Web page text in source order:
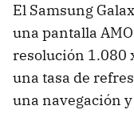
El Samsung
una pantalla
resolución 1.080
una tasa de
una navegación